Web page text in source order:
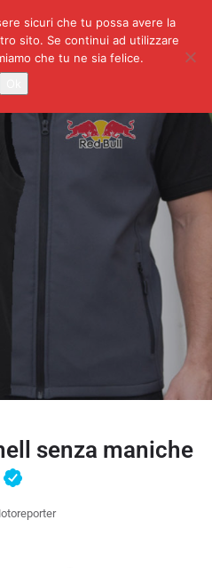
senza maniche
sicuri che tu possa avere la
sito. Se continui ad utilizzare
che tu ne sia felice.